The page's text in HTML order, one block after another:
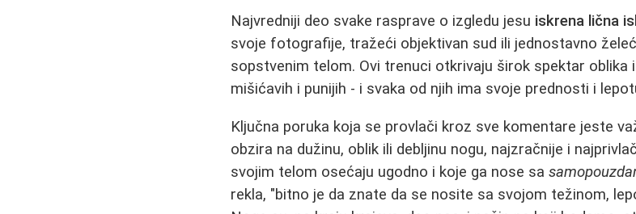
Najvredniji deo svake rasprave o izgledu jesu iskrena lična
svoje fotografije, tražeći objektivan sud ili jednostavno
sopstvenim telom. Ovi trenuci otkrivaju širok spektar oblika
mišićavih i punijih - i svaka od njih ima svoje prednosti i
Ključna poruka koja se provlači kroz sve komentare jeste
obzira na dužinu, oblik ili debljinu nogu, najzračnije i
svojim telom osećaju ugodno i koje ga nose sa
rekla, "bitno je da znate da se nosite sa svojom težinom,